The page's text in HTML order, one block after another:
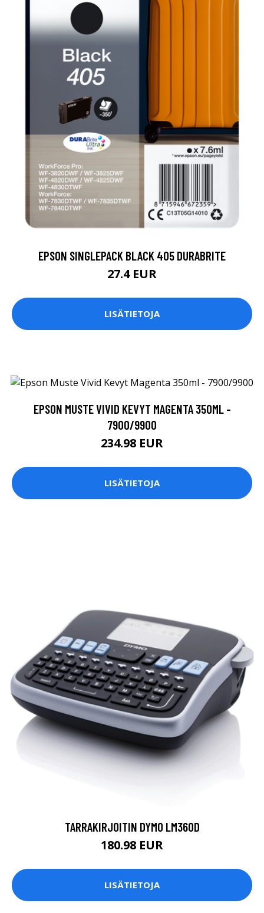
EPSON SINGLEPACK BLACK 405 DURABRITE
27.4 EUR
LISÄTIETOJA
EPSON MUSTE VIVID KEVYT MAGENTA 350ML -
7900/9900
234.98 EUR
LISÄTIETOJA
TARRAKIRJOITIN DYMO LM360D
180.98 EUR
LISÄTIETOJA